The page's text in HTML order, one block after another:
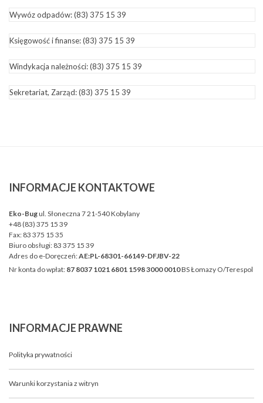
Wywóz odpadów:(83) 375 15 39
Księgowość i finanse:(83) 375 15 39
Windykacja należności:(83) 375 15 39
Sekretariat, Zarząd:(83) 375 15 39
INFORMACJE KONTAKTOWE
Eko-Bugul. Słoneczna 7 21-540 Kobylany
+48 (83) 375 15 39
Fax: 83 375 15 35
Biuro obsługi: 83 375 15 39
Adres do e-Doręczeń:AE:PL-68301-66149-DFJBV-22
Nr konta do wpłat: 87 8037 1021 6801 1598 3000 0010BS Łomazy O/Terespol
INFORMACJE PRAWNE
Polityka prywatności
Warunki korzystania z witryn